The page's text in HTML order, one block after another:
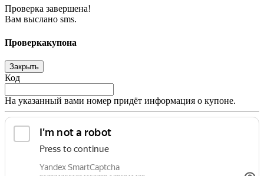
Проверка завершена!
Вам выслано sms.
Проверкакупона
Закрыть
Код
На указанный вами номер придёт информация о купоне.